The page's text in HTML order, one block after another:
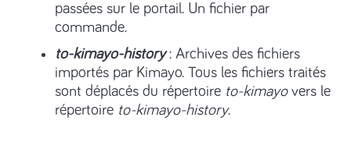
passées sur le portail. Un fichier par
commande.
to-kimayo-history: Archives des fichiers
importés par Kimayo. Tous les fichiers traités
sont déplacés du répertoire to-kimayovers le
répertoire to-kimayo-history.